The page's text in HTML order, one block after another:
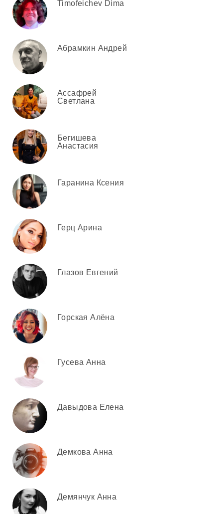
Timofeichev Dima
Абрамкин Андрей
Ассафрей
Светлана
Бегишева
Анастасия
Гаранина Ксения
Герц Арина
Глазов Евгений
Горская Алёна
Гусева Анна
Давыдова Елена
Демкова Анна
Демянчук Анна